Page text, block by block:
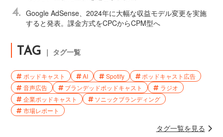
4. Google AdSense、2024年に大幅な収益モデル変更を実施
すると発表。課金方式をCPCからCPM型へ
TAG ｜ タグ一覧
ポッドキャスト AI Spotify
ポッドキャスト広告
音声広告
ブランデッドポッドキャスト
ラジオ
企業ポッドキャスト
ソニックブランディング
市場レポート
タグ一覧を見る